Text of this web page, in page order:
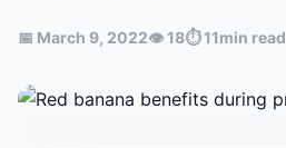
📅 March 9, 2022👁 18⏱ 11min read